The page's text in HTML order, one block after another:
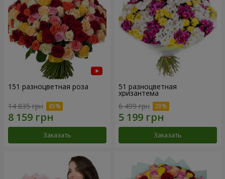
151 разноцветная роза
14 835 грн
Заказать
51 разноцветная
хризантема
6 499 грн
Заказать